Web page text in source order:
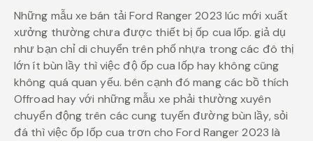
Những mẫu xe bán tải Ford Ranger 2023 lúc mới xuất
xưởng thường chưa được thiết bị ốp cua lốp. giả dụ
như bạn chỉ di chuyển trên phố nhựa trong các đô thị
lớn ít bùn lầy thì việc độ ốp cua lốp hay không cũng
không quá quan yếu. bên cạnh đó mang các bồ thích
Offroad hay với những mẫu xe phải thường xuyên
chuyển động trên các cung tuyến đường bùn lầy, sỏi
đá thì việc ốp lốp cua trơn cho Ford Ranger 2023 là